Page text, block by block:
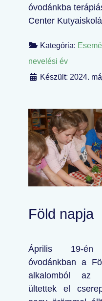
óvodánkba
Center
Kategória:
nevelési év
Készült: 2024.
Föld napja
Április 19-én
óvodánkban a
alkalomból az
ültettek el